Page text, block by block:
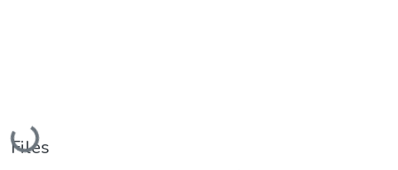
Loading...
Files